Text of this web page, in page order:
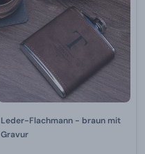
Leder-Flachmann - braun mit
Gravur